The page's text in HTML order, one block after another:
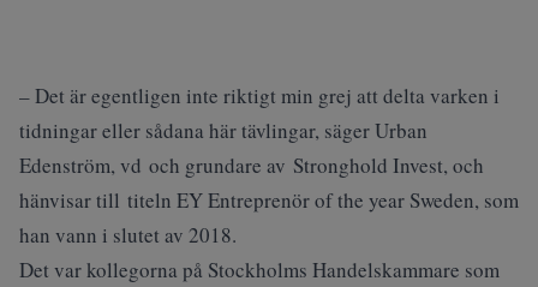
– Det är egentligen inte riktigt min grej att delta varken i
tidningar eller sådana här tävlingar, säger Urban
Edenström, vd och grundare av Stronghold Invest, och
hänvisar till titeln EY Entreprenör of the year Sweden, som
han vann i slutet av 2018.
Det var kollegorna på Stockholms Handelskammare som